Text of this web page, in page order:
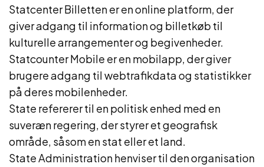
Statcenter Billetten er en online platform, der
giver adgang til information og billetkøb til
kulturelle arrangementer og begivenheder.
Statcounter Mobile er en mobilapp, der giver
brugere adgang til webtrafikdata og statistikker
på deres mobilenheder.
State refererer til en politisk enhed med en
suveræn regering, der styrer et geografisk
område, såsom en stat eller et land.
State Administration henviser til den organisation